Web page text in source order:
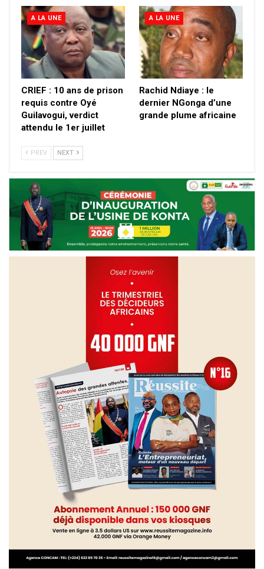
A LA UNE
CRIEF : 10 ans de prison
requis contre Oyé
Guilavogui, verdict
attendu le 1er juillet
A LA UNE
Rachid Ndiaye : le
dernier NGonga d’une
grande plume africaine
PREV NEXT